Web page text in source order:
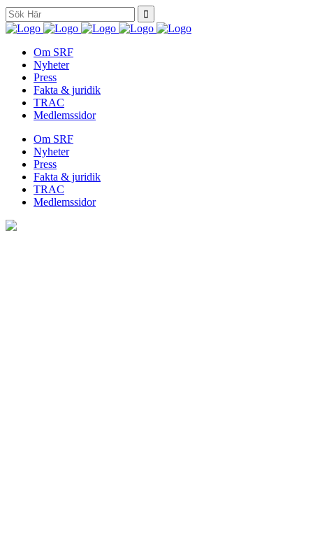
Search
for:
Om SRF
Nyheter
Press
Fakta & juridik
TRAC
Medlemssidor
Om SRF
Nyheter
Press
Fakta & juridik
TRAC
Medlemssidor